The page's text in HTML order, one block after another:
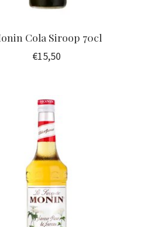
Cola Siroop 70cl
€15,50